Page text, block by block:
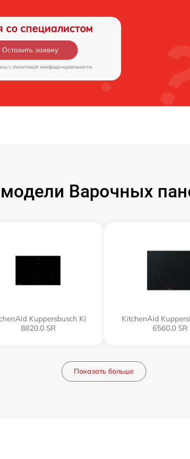
со специалистом
Оставить заявку
c политикой конфиденциальности
Варочных
Kuppersbusch KI
8820.0 SR
KitchenAid
6560.0 SR
Показать больше